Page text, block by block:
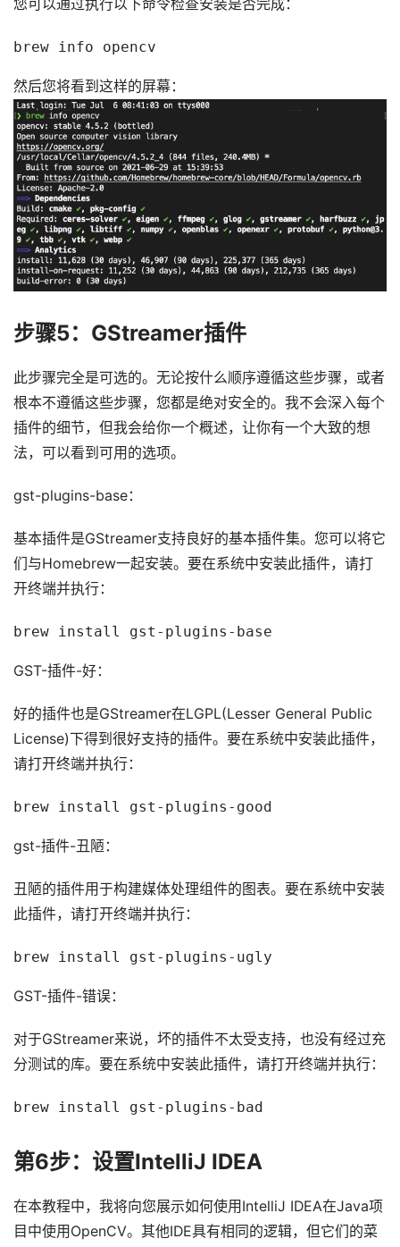
您可以通过执行以下命令检查安装是否完成：
brew info opencv
然后您将看到这样的屏幕：
步骤5：GStreamer插件
此步骤完全是可选的。无论按什么顺序遵循这些步骤，或者
根本不遵循这些步骤，您都是绝对安全的。我不会深入每个
插件的细节，但我会给你一个概述，让你有一个大致的想
法，可以看到可用的选项。
gst-plugins-base：
基本插件是GStreamer支持良好的基本插件集。您可以将它
们与Homebrew一起安装。要在系统中安装此插件，请打
开终端并执行：
brew install gst-plugins-base
GST-插件-好：
好的插件也是GStreamer在LGPL(Lesser General Public
License)下得到很好支持的插件。要在系统中安装此插件，
请打开终端并执行：
brew install gst-plugins-good
gst-插件-丑陋：
丑陋的插件用于构建媒体处理组件的图表。要在系统中安装
此插件，请打开终端并执行：
brew install gst-plugins-ugly
GST-插件-错误：
对于GStreamer来说，坏的插件不太受支持，也没有经过充
分测试的库。要在系统中安装此插件，请打开终端并执行：
brew install gst-plugins-bad
第6步：设置IntelliJ IDEA
在本教程中，我将向您展示如何使用IntelliJ IDEA在Java项
目中使用OpenCV。其他IDE具有相同的逻辑，但它们的菜